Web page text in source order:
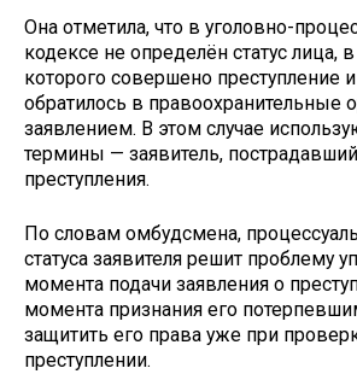
Она отметила, что в уголовно-
кодексе не определён статус лица,
которого совершено преступление
обратилось в правоохранительные
заявлением. В этом случае
термины — заявитель,
преступления.
По словам омбудсмена,
статуса заявителя решит проблему
момента подачи заявления о
момента признания его
защитить его права уже при
преступлении.